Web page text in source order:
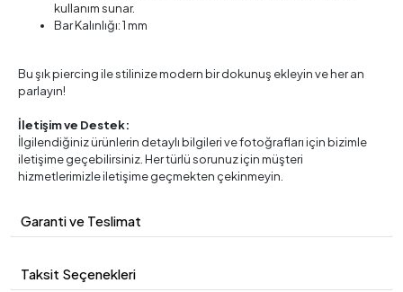
kullanım sunar.
Bar Kalınlığı: 1 mm
Bu şık piercing ile stilinize modern bir dokunuş ekleyin ve her an
parlayın!
İletişim ve Destek:
İlgilendiğiniz ürünlerin detaylı bilgileri ve fotoğrafları için bizimle
iletişime geçebilirsiniz. Her türlü sorunuz için müşteri
hizmetlerimizle iletişime geçmekten çekinmeyin.
Garanti ve Teslimat
Taksit Seçenekleri